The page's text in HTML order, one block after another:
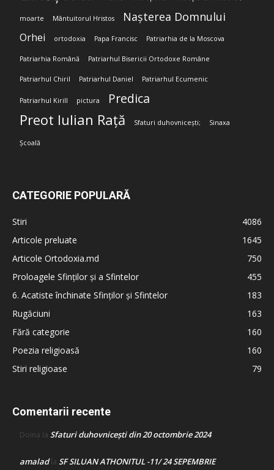
moarte Mântuitorul Hristos Nașterea Domnului
Orhei ortodoxia Papa Francisc Patriarhia de la Moscova
Patriarhia Română Patriarhul Bisericii Ortodoxe Române
Patriarhul Chiril Patriarhul Daniel Patriarhul Ecumenic
Patriarhul Kirill pictura Predica
Preot Iulian Rață Sfaturi duhovnicești; Sinaxa
Școală
CATEGORIE POPULARĂ
Stiri
4086
Articole preluate
1645
Articole Ortodoxia.md
750
Proloagele Sfinților și a Sfintelor
455
6. Acatiste închinate Sfinților și Sfintelor
183
Rugăciuni
163
Fără categorie
160
Poezia religioasă
160
Stiri religioase
79
Comentarii recente
Doina la Sfaturi duhovnicești din 20 octombrie 2024
amaladla SF SILUAN ATHONITUL -11/ 24 SEPEMBRIE